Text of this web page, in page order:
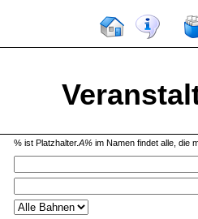
% ist Platzhalter.A% im Namen findet alle, die